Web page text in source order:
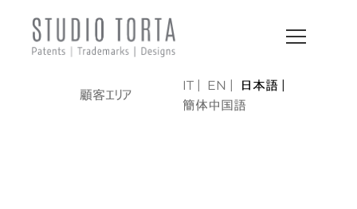
顧客エリア
IT EN
日本語
簡体中国語